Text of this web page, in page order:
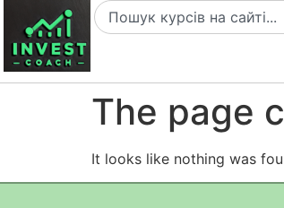
The page
It looks like nothing was